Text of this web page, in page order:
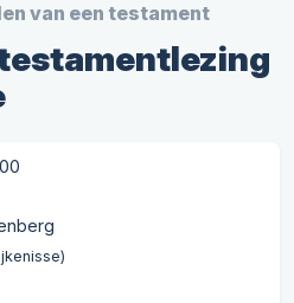
van een testament